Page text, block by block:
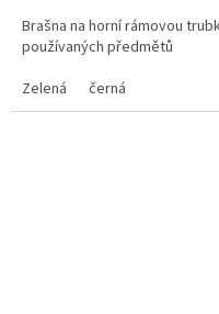
Brašna na horní rámovou
používaných předmětů
Zelená
černá